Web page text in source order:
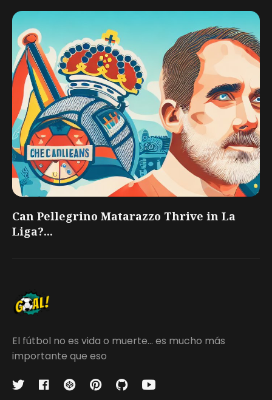
Can Pellegrino Matarazzo Thrive in La
Liga?...
El fútbol no es vida o muerte... es mucho más
importante que eso